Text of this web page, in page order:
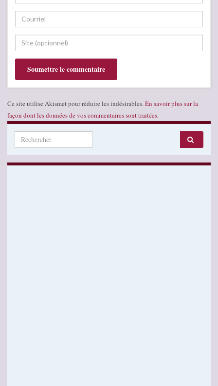
Ce site utilise Akismet pour réduire les indésirables. En savoir plus sur la
façon dont les données de vos commentaires sont traitées.
Search for: